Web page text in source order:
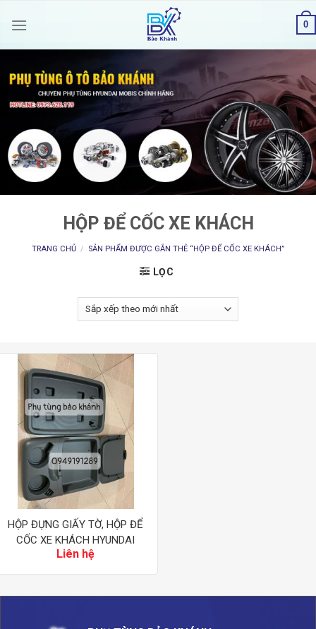
0
HỘP ĐỂ CỐC XE KHÁCH
TRANG CHỦ / SẢN PHẨM ĐƯỢC GẮN THẺ “HỘP ĐỂ CỐC XE KHÁCH”
LỌC
HỘP ĐỰNG GIẤY TỜ, HỘP ĐỂ
CỐC XE KHÁCH HYUNDAI
COUNTY
Liên hệ